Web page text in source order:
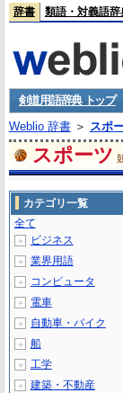
辞書 類語・対義語辞
剣道用語辞典 トップ
Weblio 辞書＞ スポ
スポーツ
カテゴリ一覧
全て
＋ ビジネス
＋ 業界用語
＋ コンピュータ
＋ 電車
＋ 自動車・バイク
＋ 船
＋ 工学
＋ 建築・不動産